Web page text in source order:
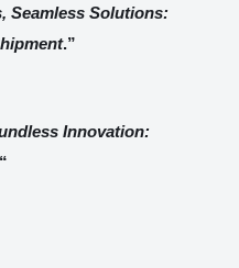
Seamless Solutions:
.”
Innovation:
“